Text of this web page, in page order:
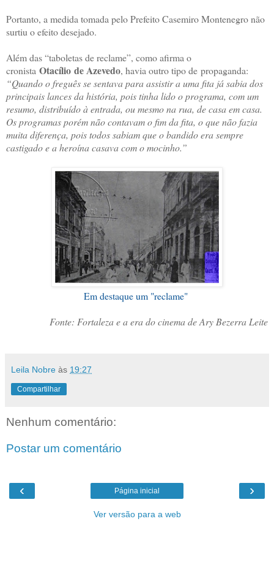
Portanto, a medida tomada pelo Prefeito Casemiro Montenegro não
surtiu o efeito desejado.
Além das “taboletas de reclame”, como afirma o
cronista Otacílio de Azevedo, havia outro tipo de propaganda:
“Quando o freguês se sentava para assistir a uma fita já sabia dos
principais lances da história, pois tinha lido o programa, com um
resumo, distribuído à entrada, ou mesmo na rua, de casa em casa.
Os programas porém não contavam o fim da fita, o que não fazia
muita diferença, pois todos sabiam que o bandido era sempre
castigado e a heroína casava com o mocinho.”
Em destaque um "reclame"
Fonte: Fortaleza e a era do cinema de Ary Bezerra Leite
Leila Nobre às 19:27
Compartilhar
Nenhum comentário:
Postar um comentário
‹ ›
Página inicial
Ver versão para a web